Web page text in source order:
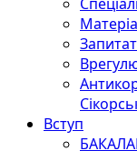
Вступ